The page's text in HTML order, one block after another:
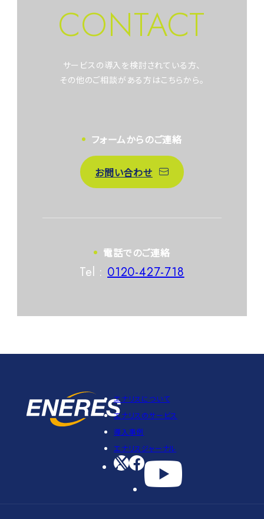
CONTACT
サービスの導入を検討されている方、
その他のご相談がある方はこちらから。
フォームからのご連絡
お問い合わせ
電話でのご連絡
Tel :0120-427-718
エナリスについて
エナリスのサービス
導入事例
エナリスジャーナル